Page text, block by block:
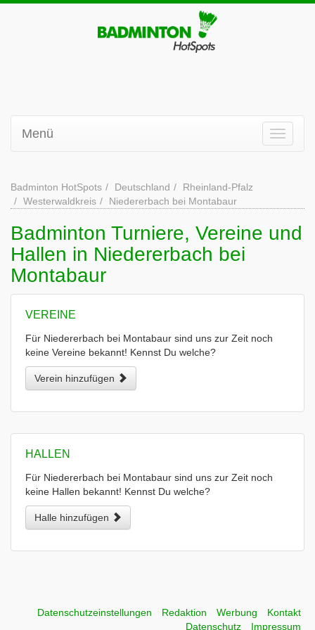
Menü
Badminton HotSpots Deutschland
Rheinland-Pfalz
Westerwaldkreis
Niedererbach bei Montabaur
Badminton Turniere, Vereine und
Hallen in Niedererbach bei
Montabaur
VEREINE
Für Niedererbach bei Montabaur sind uns zur Zeit noch
keine Vereine bekannt! Kennst Du welche?
Verein hinzufügen
HALLEN
Für Niedererbach bei Montabaur sind uns zur Zeit noch
keine Hallen bekannt! Kennst Du welche?
Halle hinzufügen
Datenschutzeinstellungen Redaktion Werbung
Kontakt
Datenschutz
Impressum